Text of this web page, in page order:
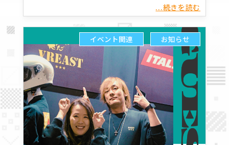
...続きを読む
イベント関連 お知らせ